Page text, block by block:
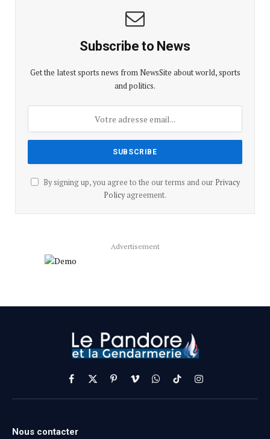
Subscribe to News
Get the latest sports news from NewsSite about world, sports
and politics.
By signing up, you agree to the our terms and our Privacy
Policyagreement.
Advertisement
Facebook
X
(Twitter)
PinterestVimeoWhatsApp
TikTokInstagram
Nous contacter